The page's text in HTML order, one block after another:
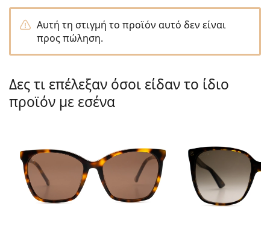
Persol
Prada
Όλες οι μάρκες
Αυτή τη στιγμή το προϊόν αυτό δεν είναι
προς πώληση.
Δες τι επέλεξαν όσοι είδαν το ίδιο
προϊόν με εσένα